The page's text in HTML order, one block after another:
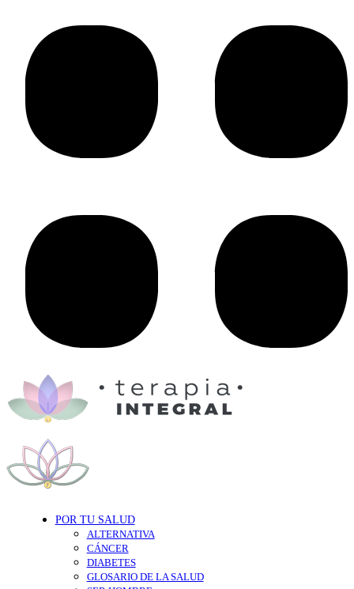
POR TU SALUD
ALTERNATIVA
CÁNCER
DIABETES
GLOSARIO DE LA SALUD